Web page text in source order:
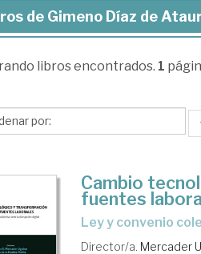
de Gimeno Díaz de
libros encontrados. 1
Cambio
fuentes
Ley y convenio
Director/a. Mercader